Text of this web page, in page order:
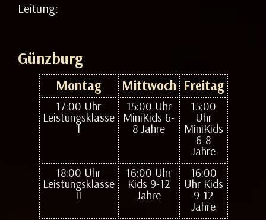
Leitung:
Günzburg
Montag Mittwoch Freitag
17:00 Uhr
Leistungsklasse
I
15:00 Uhr
MiniKids 6-
8 Jahre
15:00
Uhr
MiniKids
6-8
Jahre
18:00 Uhr
Leistungsklasse
II
16:00 Uhr
Kids 9-12
Jahre
16:00
Uhr Kids
9-12
Jahre